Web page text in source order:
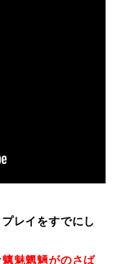
レイをすでにし
魑魅魍魎がのさば